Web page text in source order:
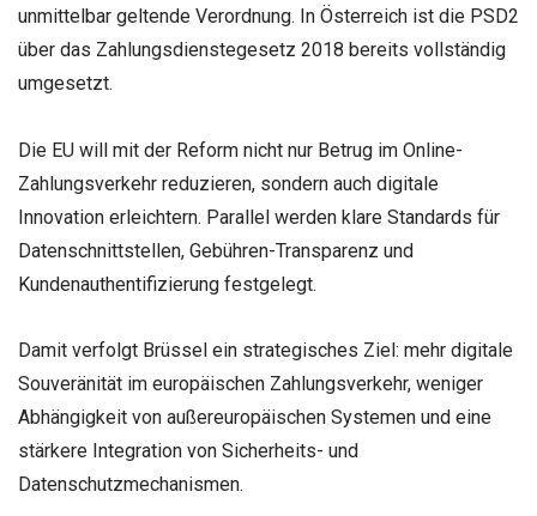
unmittelbar geltende Verordnung. In Österreich ist die PSD2
über das Zahlungsdienstegesetz 2018 bereits vollständig
umgesetzt.
Die EU will mit der Reform nicht nur Betrug im Online-
Zahlungsverkehr reduzieren, sondern auch digitale
Innovation erleichtern. Parallel werden klare Standards für
Datenschnittstellen, Gebühren-Transparenz und
Kundenauthentifizierung festgelegt.
Damit verfolgt Brüssel ein strategisches Ziel: mehr digitale
Souveränität im europäischen Zahlungsverkehr, weniger
Abhängigkeit von außereuropäischen Systemen und eine
stärkere Integration von Sicherheits- und
Datenschutzmechanismen.